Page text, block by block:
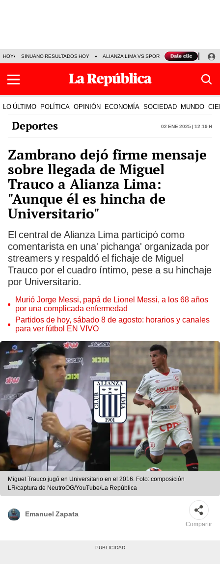
HOY SINUANO RESULTADOS HOY ALIANZA LIMA VS SPORT BOYS JORGE
LO ÚLTIMO POLÍTICA OPINIÓN ECONOMÍA SOCIEDAD MUNDO
Deportes 02 Ene 2025 | 12:19 h
Zambrano dejó firme mensaje
sobre llegada de Miguel
Trauco a Alianza Lima:
"Aunque él es hincha de
Universitario"
El central de Alianza Lima participó como
comentarista en una' pichanga' organizada por
streamers y respaldó el fichaje de Miguel
Trauco por el cuadro íntimo, pese a su hinchaje
por Universitario.
Murió Jorge Messi, papá de Lionel Messi, a los 68 años
por una complicada enfermedad
Partidos de hoy, sábado 8 de agosto: horarios y canales
para ver fútbol EN VIVO
Miguel Trauco jugó en Universitario en el 2016. Foto: composición
LR/captura de NeutroOG/YouTube/La República
Emanuel Zapata
Compartir